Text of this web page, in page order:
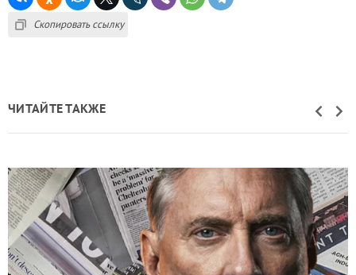
Скопировать ссылку
ЧИТАЙТЕ ТАКЖЕ